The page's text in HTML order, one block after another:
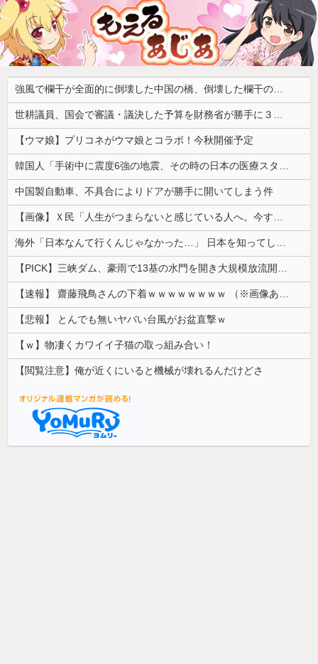
強風で欄干が全面的に倒壊した中国の橋、倒壊した欄干の破片を調べると凄まじい事実が発覚して……
世耕議員、国会で審議・議決した予算を財務省が勝手に３兆円動かしていると指摘・問題視
【ウマ娘】プリコネがウマ娘とコラボ！今秋開催予定
韓国人「手術中に震度6強の地震、その時の日本の医療スタッフたちの姿をご覧ください」→「マジで鳥肌立った」「こういう姿は韓国も見習わないと」「あん...
中国製自動車、不具合によりドアが勝手に開いてしまう件
【画像】Ｘ民「人生がつまらないと感じている人へ。今すぐ『これ』をやってください。」6.9万いいね
海外「日本なんて行くんじゃなかった…」 日本を知ってしまったディズニー信者、帰国後『本家』に失望する事態に
【PICK】三峡ダム、豪雨で13基の水門を開き大規模放流開始か 下流の工場地帯に洪水流入で崩壊はじまる
【速報】 齋藤飛鳥さんの下着ｗｗｗｗｗｗｗｗ （※画像あり）
【悲報】 とんでも無いヤバい台風がお盆直撃ｗ
【ｗ】物凄くカワイイ子猫の取っ組み合い！
【閲覧注意】俺が近くにいると機械が壊れるんだけどさ